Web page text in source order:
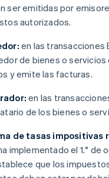
ser emitidas por
autorizados.
en las transacciones
de bienes o servicios
y emite las facturas.
en las
de los bienes o
de tasas impositivas
implementado el 1.° de
que los
FrançaisDeutsch English
continental
English
Italiano